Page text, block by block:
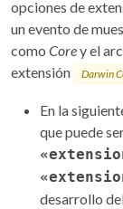
opciones de
un evento de
como Corey el
extensión
Darwin
En la
que puede
desarrollo